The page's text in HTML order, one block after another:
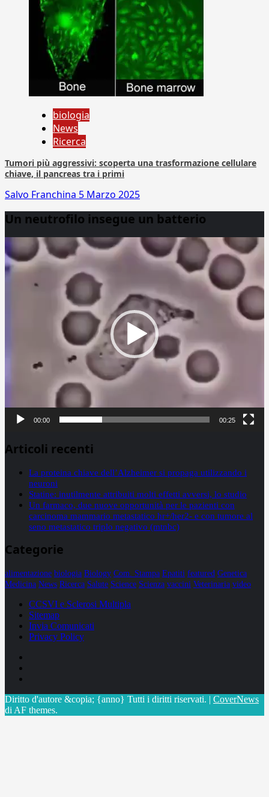
biologia
News
Ricerca
Tumori più aggressivi: scoperta una trasformazione cellulare
chiave, il pancreas tra i primi
Salvo Franchina 5 Marzo 2025
Un neutrofilo insegue un batterio
Player
00:00 00:25
Articoli recenti
La proteina chiave dell’Alzheimer si propaga utilizzando i
neuroni
Statine: inutilmente attribuiti molti effetti avversi, lo studio
Un farmaco, due nuove opportunità per le pazienti con
carcinoma mammario metastatico hr+/her2- e con tumore al
seno metastatico triplo negativo (mtnbc)
Categorie
alimentazione biologia Biology Com. Stampa Epatiti featured Genetica
Medicina News Ricerca Salute Science Scienza vaccini Veterinaria video
CCSVI e Sclerosi Multipla
Sitemap
Invia Comunicati
Privacy Policy
Diritto d'autore &copia; {anno} Tutti i diritti riservati. | CoverNews
di AF themes.